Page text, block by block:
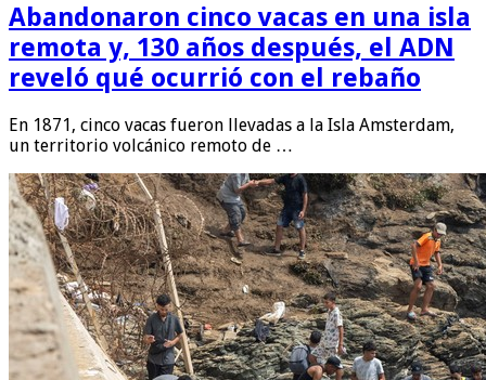
Abandonaron cinco vacas en una isla
remota y, 130 años después, el ADN
reveló qué ocurrió con el rebaño
En 1871, cinco vacas fueron llevadas a la Isla Amsterdam,
un territorio volcánico remoto de …